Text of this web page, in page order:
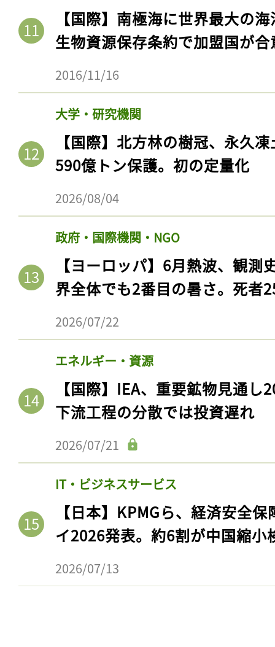
【国際】南極海に世界最大の
生物資源保存条約で加盟国が合
2016/11/16
大学・研究機関
【国際】北方林の樹冠、永久
590億トン保護。初の定量化
2026/08/04
政府・国際機関・NGO
【ヨーロッパ】6月熱波、観
界全体でも2番目の暑さ。死者
2026/07/22
エネルギー・資源
【国際】IEA、重要鉱物見通
下流工程の分散では投資遅れ
2026/07/21
IT・ビジネスサービス
【日本】KPMGら、経済安全
イ2026発表。約6割が中国縮小
2026/07/13